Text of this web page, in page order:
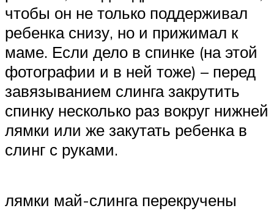
чтобы он не только поддерживал
ребенка снизу, но и прижимал к
маме. Если дело в спинке (на этой
фотографии и в ней тоже) – перед
завязыванием слинга закрутить
спинку несколько раз вокруг нижней
лямки или же закутать ребенка в
слинг с руками.
лямки май-слинга перекручены